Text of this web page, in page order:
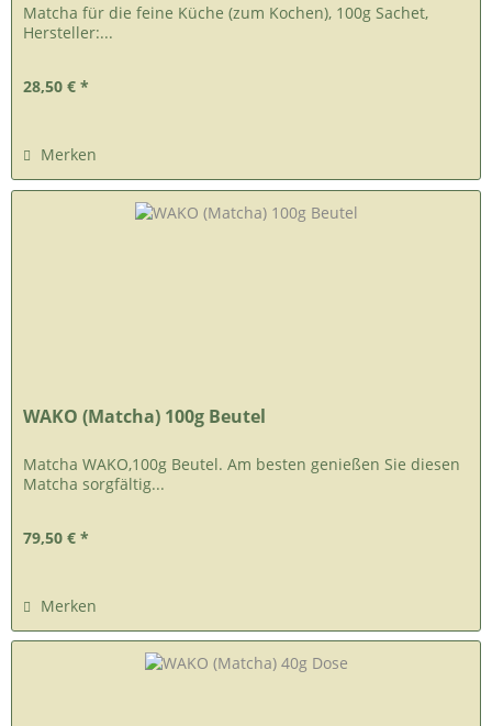
Matcha für die feine Küche (zum Kochen), 100g Sachet,
Hersteller:...
28,50 € *
Merken
WAKO (Matcha) 100g Beutel
Matcha WAKO,100g Beutel. Am besten genießen Sie diesen
Matcha sorgfältig...
79,50 € *
Merken